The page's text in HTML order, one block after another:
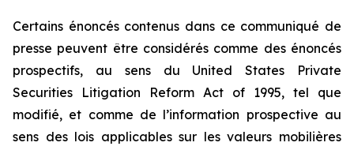
Certains énoncés contenus dans ce communiqué de
presse peuvent être considérés comme des énoncés
prospectifs, au sens du United States Private
Securities Litigation Reform Act of 1995, tel que
modifié, et comme de l’information prospective au
sens des lois applicables sur les valeurs mobilières